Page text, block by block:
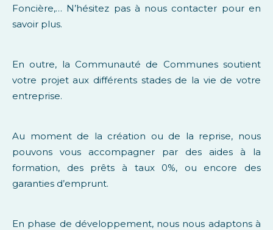
Foncière,… N’hésitez pas à nous contacter pour en
savoir plus.
En outre, la Communauté de Communes soutient
votre projet aux différents stades de la vie de votre
entreprise.
Au moment de la création ou de la reprise, nous
pouvons vous accompagner par des aides à la
formation, des prêts à taux 0%, ou encore des
garanties d’emprunt.
En phase de développement, nous nous adaptons à